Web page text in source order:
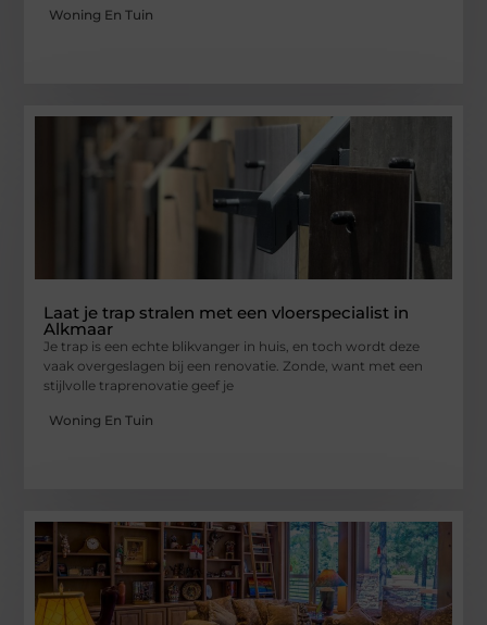
Woning En Tuin
Laat je trap stralen met een vloerspecialist in
Alkmaar
Je trap is een echte blikvanger in huis, en toch wordt deze
vaak overgeslagen bij een renovatie. Zonde, want met een
stijlvolle traprenovatie geef je
Woning En Tuin